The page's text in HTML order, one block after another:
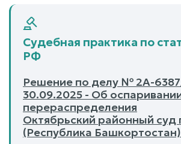
Судебная практика по
РФ
Решение по делу № 2А-
30.09.2025 - Об
перераспределения
Октябрьский районный суд
(Республика Башкортостан)